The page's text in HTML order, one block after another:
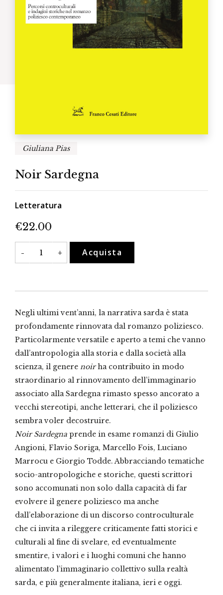
Giuliana Pias
Noir Sardegna
Letteratura
€22.00
-
Noir
Sardegna
quantità
+ Acquista
Negli ultimi vent’anni, la narrativa sarda è stata
profondamente rinnovata dal romanzo poliziesco.
Particolarmente versatile e aperto a temi che vanno
dall’antropologia alla storia e dalla società alla
scienza, il genere noirha contribuito in modo
straordinario al rinnovamento dell’immaginario
associato alla Sardegna rimasto spesso ancorato a
vecchi stereotipi, anche letterari, che il poliziesco
sembra voler decostruire.
Noir Sardegna prende in esame romanzi di Giulio
Angioni, Flavio Soriga, Marcello Fois, Luciano
Marrocu e Giorgio Todde. Abbracciando tematiche
socio-antropologiche e storiche, questi scrittori
sono accomunati non solo dalla capacità di far
evolvere il genere poliziesco ma anche
dall’elaborazione di un discorso controculturale
che ci invita a rileggere criticamente fatti storici e
culturali al fine di svelare, ed eventualmente
smentire, i valori e i luoghi comuni che hanno
alimentato l’immaginario collettivo sulla realtà
sarda, e più generalmente italiana, ieri e oggi.